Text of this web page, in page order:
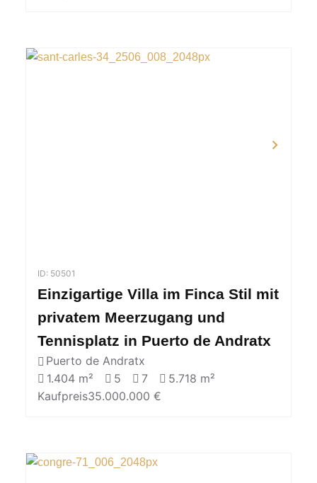
ID: 50501
Einzigartige Villa im Finca Stil mit
privatem Meerzugang und
Tennisplatz in Puerto de Andratx
Puerto de Andratx
1.404 m²
5 7
5.718 m²
Kaufpreis35.000.000 €